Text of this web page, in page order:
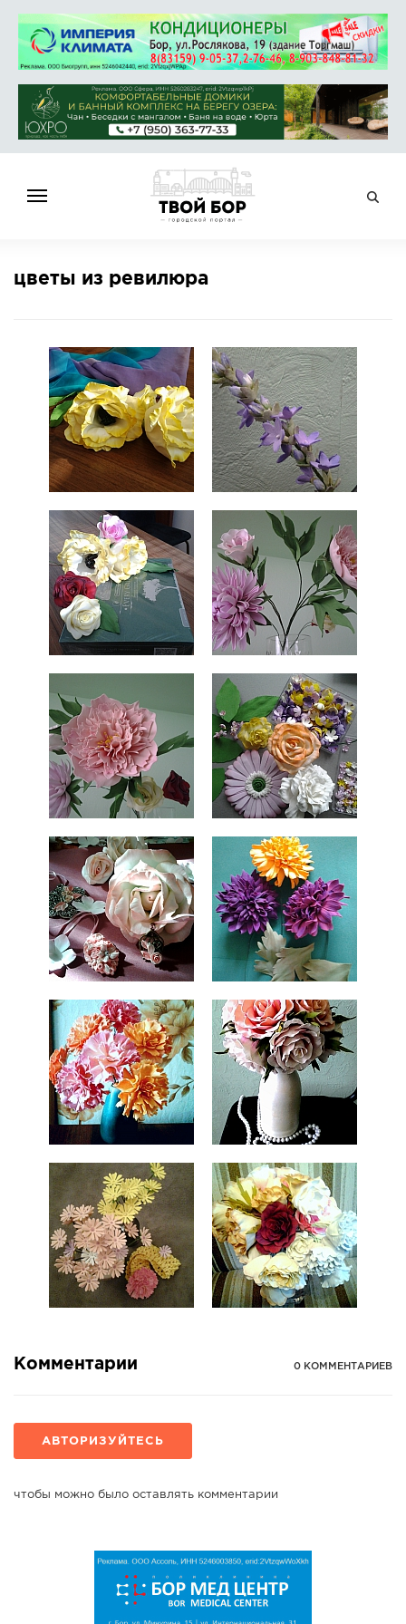
НОВОСТИ
РАБОТА
АФИША
СПРАВКА
КАМЕРЫ
КОНКУРСЫ
СТАТЬИ
ГОЛОСОВАНИЯ
ПРЕДЛОЖИТЬ НОВОСТЬ
ФОТО
цветы из ревилюра
Комментарии 0 КОММЕНТАРИЕВ
АВТОРИЗУЙТЕСЬ
чтобы можно было оставлять комментарии